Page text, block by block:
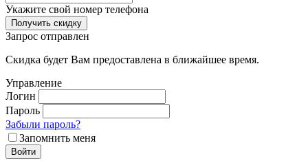
Укажите свой номер телефона
Получить скидку
Запрос отправлен
Скидка будет Вам предоставлена в ближайшее время.
Управление
Логин
Пароль
Забыли пароль?
Запомнить меня